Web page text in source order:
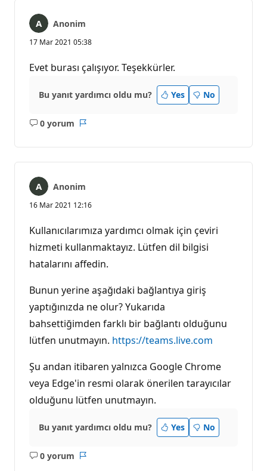
Anonim
17 Mar 2021 05:38
Evet burası çalışıyor. Teşekkürler.
Bu yanıt yardımcı oldu mu? Yes No
0 yorum
Açıklama
Anonim
16 Mar 2021 12:16
Kullanıcılarımıza yardımcı olmak için çeviri
hizmeti kullanmaktayız. Lütfen dil bilgisi
hatalarını affedin.
Bunun yerine aşağıdaki bağlantıya giriş
yaptığınızda ne olur? Yukarıda
bahsettiğimden farklı bir bağlantı olduğunu
lütfen unutmayın. https://teams.live.com
Şu andan itibaren yalnızca Google Chrome
veya Edge'in resmi olarak önerilen tarayıcılar
olduğunu lütfen unutmayın.
Bu yanıt yardımcı oldu mu? Yes No
0 yorum
Açıklama